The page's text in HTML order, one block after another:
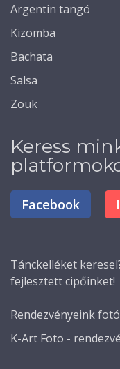
Argentin tangó
Kizomba
Bachata
Salsa
Zouk
Keress
Facebook
Tánckelléket
fejlesztett cipőinket!
Rendezvényeink
K-Art Foto -